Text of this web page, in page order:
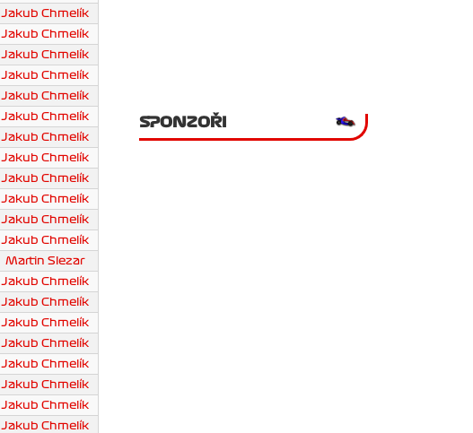
Jakub Chmelík
Jakub Chmelík
Jakub Chmelík
Jakub Chmelík
Jakub Chmelík
Jakub Chmelík
Jakub Chmelík
Jakub Chmelík
Jakub Chmelík
Jakub Chmelík
Jakub Chmelík
Jakub Chmelík
Martin Slezar
Jakub Chmelík
Jakub Chmelík
Jakub Chmelík
Jakub Chmelík
Jakub Chmelík
Jakub Chmelík
Jakub Chmelík
Jakub Chmelík
SPONZOŘI